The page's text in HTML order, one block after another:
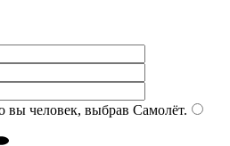
вы человек, выбрав Самолёт.